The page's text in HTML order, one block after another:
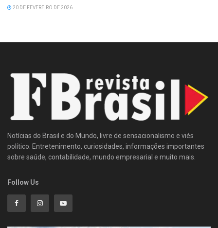
20 DE FEVEREIRO DE 2026
Notícias do Brasil e do Mundo, livre de sensacionalismo e viés
político. Entretenimento, curiosidades, informações importantes
sobre saúde, contabilidade, mundo empresarial e muito mais.
Follow Us